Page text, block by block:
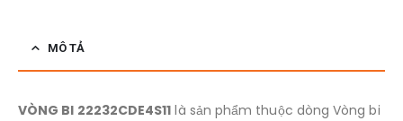
MÔ TẢ
VÒNG BI 22232CDE4S11 là sản phẩm thuộc dòng Vòng bi